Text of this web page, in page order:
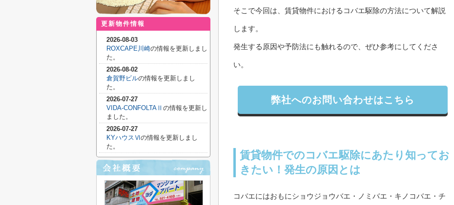
そこで今回は、賃貸物件におけるコバエ駆除の方法について解説
します。
発生する原因や予防法にも触れるので、ぜひ参考にしてくださ
い。
弊社へのお問い合わせはこちら
賃貸物件でのコバエ駆除にあたり知ってお
きたい！発生の原因とは
コバエにはおもにショウジョウバエ・ノミバエ・キノコバエ・チ
更新物件情報
2026-08-03
ROXCAPE川崎の情報を更新しまし
た。
2026-08-02
倉賀野ビルの情報を更新しまし
た。
2026-07-27
VIDA-CONFOLTAⅡ の情報を更新し
ました。
2026-07-27
KYハウスⅥの情報を更新しまし
た。